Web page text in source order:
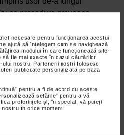
necesare pentru funcționarea acestui
ajută să înțelegem cum se navighează
modului în care funcționează site-
fie mai exacte în cazul căutărilor,
nostru. Partenerii noștri folosesc
publicitate personalizată pe baza
pentru a fi de acord cu aceste
setările” pentru a vă
preferințele și, în special, vă puteți
în orice moment.
ca procedura provoaca
se efectueaza sub anestezie.
ajunge in stomac,
pe un monitor mucoasa
specifice gastritei.
procedura care se efectueaza
unor fragmente din
vederea efectuarii unor teste